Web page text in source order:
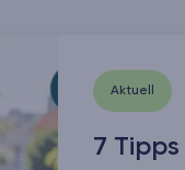
Aktuell
7